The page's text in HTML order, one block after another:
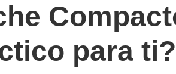
para ti?